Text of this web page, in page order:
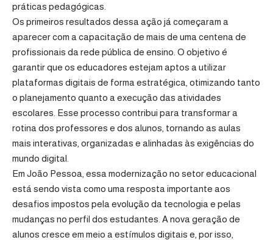
práticas pedagógicas.
Os primeiros resultados dessa ação já começaram a
aparecer com a capacitação de mais de uma centena de
profissionais da rede pública de ensino. O objetivo é
garantir que os educadores estejam aptos a utilizar
plataformas digitais de forma estratégica, otimizando tanto
o planejamento quanto a execução das atividades
escolares. Esse processo contribui para transformar a
rotina dos professores e dos alunos, tornando as aulas
mais interativas, organizadas e alinhadas às exigências do
mundo digital.
Em João Pessoa, essa modernização no setor educacional
está sendo vista como uma resposta importante aos
desafios impostos pela evolução da tecnologia e pelas
mudanças no perfil dos estudantes. A nova geração de
alunos cresce em meio a estímulos digitais e, por isso,